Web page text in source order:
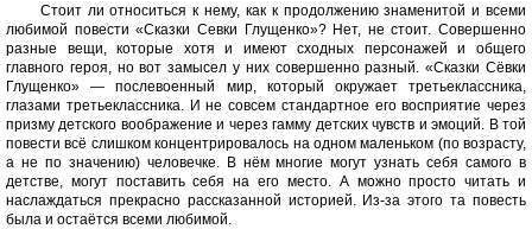
Стоит ли относиться к нему, как к продолжению знаменитой и всеми
любимой повести «Сказки Севки Глущенко»? Нет, не стоит. Совершенно
разные вещи, которые хотя и имеют сходных персонажей и общего
главного героя, но вот замысел у них совершенно разный. «Сказки Сёвки
Глущенко» — послевоенный мир, который окружает третьеклассника,
глазами третьеклассника. И не совсем стандартное его восприятие через
призму детского воображение и через гамму детских чувств и эмоций. В той
повести всё слишком концентрировалось на одном маленьком (по возрасту,
а не по значению) человечке. В нём многие могут узнать себя самого в
детстве, могут поставить себя на его место. А можно просто читать и
наслаждаться прекрасно рассказанной историей. Из-за этого та повесть
была и остаётся всеми любимой.